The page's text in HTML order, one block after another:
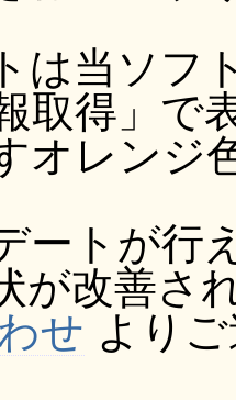
は当ソフ
取得」で
オレンジ
ートが行
が改善さ
せ より